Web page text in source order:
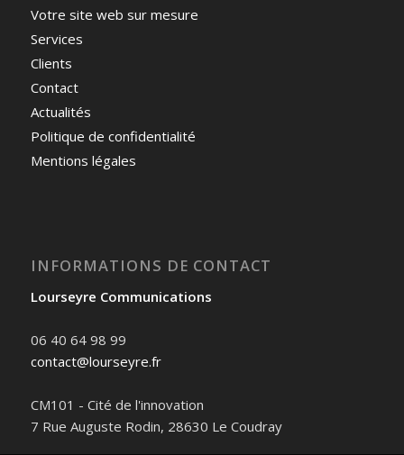
Votre site web sur mesure
Services
Clients
Contact
Actualités
Politique de confidentialité
Mentions légales
INFORMATIONS DE CONTACT
Lourseyre Communications
06 40 64 98 99
contact@lourseyre.fr
CM101 - Cité de l'innovation
7 Rue Auguste Rodin, 28630 Le Coudray